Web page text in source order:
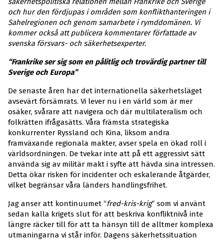
och hur den fördjupas i områden som konflikthanteringen i
Sahelregionen och genom samarbete i rymddomänen. Vi
kommer också att publicera kommentarer författade av
svenska försvars- och säkerhetsexperter.
“Frankrike ser sig som en pålitlig och trovärdig partner till
Sverige och Europa”
De senaste åren har det internationella säkerhetsläget
avsevärt försämrats. Vi lever nu i en värld som är mer
osäker, svårare att navigera och där multilateralism och
folkrätten ifrågasätts. Våra främsta strategiska
konkurrenter Ryssland och Kina, liksom andra
framväxande regionala makter, avser spela en ökad roll i
världsordningen. De tvekar inte att på ett aggressivt sätt
använda sig av militär makt i syfte att hävda sina intressen.
Detta ökar risken för incidenter och eskalerande åtgärder,
vilket begränsar våra länders handlingsfrihet.
Jag anser att kontinuumet “fred-kris-krig” som vi använt
sedan kalla krigets slut för att beskriva konfliktnivå inte
längre räcker till för att ta hänsyn till de alltmer komplexa
utmaningarna vi står inför. Dagens säkerhetssituation